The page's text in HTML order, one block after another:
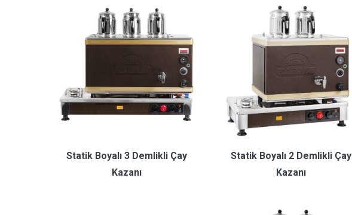
Statik Boyalı 3 Demlikli Çay
Kazanı
Statik Boyalı 2 Demlikli Çay
Kazanı